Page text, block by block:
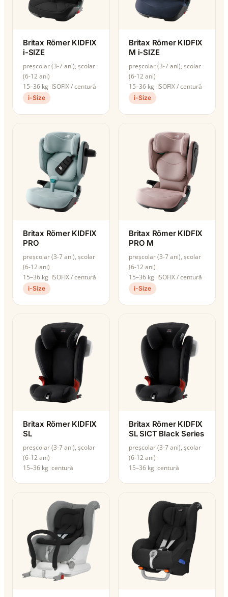
Britax Römer KIDFIX
i-SIZE
preșcolar (3-7 ani), școlar
(6-12 ani)
15–36 kg ISOFIX / centură
i-Size
Britax Römer KIDFIX
M i-SIZE
preșcolar (3-7 ani), școlar
(6-12 ani)
15–36 kg ISOFIX / centură
i-Size
Britax Römer KIDFIX
PRO
preșcolar (3-7 ani), școlar
(6-12 ani)
15–36 kg ISOFIX / centură
i-Size
Britax Römer KIDFIX
PRO M
preșcolar (3-7 ani), școlar
(6-12 ani)
15–36 kg ISOFIX / centură
i-Size
Britax Römer KIDFIX
SL
preșcolar (3-7 ani), școlar
(6-12 ani)
15–36 kg centură
Britax Römer KIDFIX
SL SICT Black Series
preșcolar (3-7 ani), școlar
(6-12 ani)
15–36 kg centură